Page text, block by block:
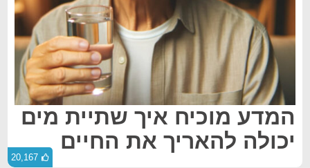
המדע מוכיח איך שתיית מים
יכולה להאריך את החיים
20,167